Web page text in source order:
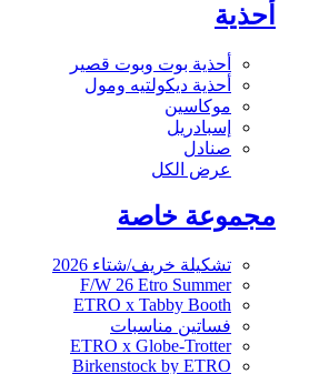
أحذية
أحذية بوت وبوت قصير
أحذية ديكولتيه ومول
موكاسين
إسبادريل
صنادل
عرض الكل
مجموعة خاصة
تشكيلة خريف/شتاء 2026
F/W 26 Etro Summer
ETRO x Tabby Booth
فساتين مناسبات
ETRO x Globe-Trotter
Birkenstock by ETRO